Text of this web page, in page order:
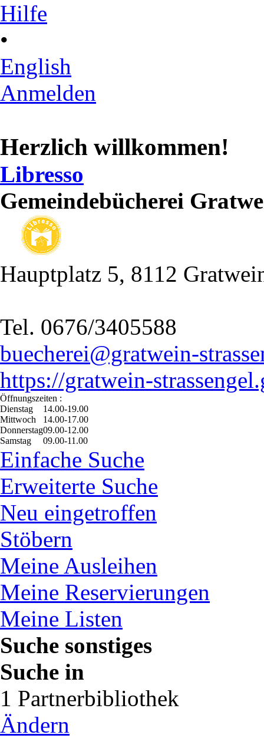
Hilfe
•
English
Anmelden
Herzlich willkommen!
Libresso
Gemeindebücherei
Hauptplatz 5, 8112
Tel. 0676/3405588
buecherei@gratwein-
https://gratwein-
Öffnungszeiten :
Dienstag
14.00-19.00
Mittwoch
14.00-17.00
Donnerstag09.00-12.00
Samstag
09.00-11.00
Einfache Suche
Erweiterte Suche
Neu eingetroffen
Stöbern
Meine Ausleihen
Meine Reservierungen
Meine Listen
Suche sonstiges
Suche in
1 Partnerbibliothek
Ändern